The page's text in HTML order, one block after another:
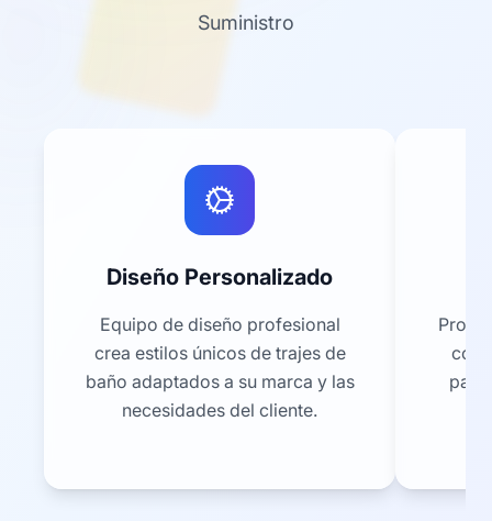
Suministro
Diseño Personalizado
Equipo de diseño profesional
crea estilos únicos de trajes de
baño adaptados a su marca y las
necesidades del cliente.
con
para